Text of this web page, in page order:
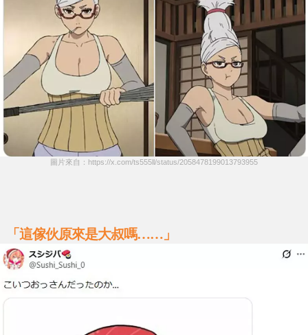
圖片來自：https://x.com/ts555ll/status/2058478199013793955
「這傢伙原來是大叔嗎……」